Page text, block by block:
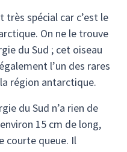
très spécial car c’est le
On ne le trouve
du Sud ; cet oiseau
l’un des rares
région antarctique.
du Sud n’a rien de
15 cm de long,
courte queue. Il